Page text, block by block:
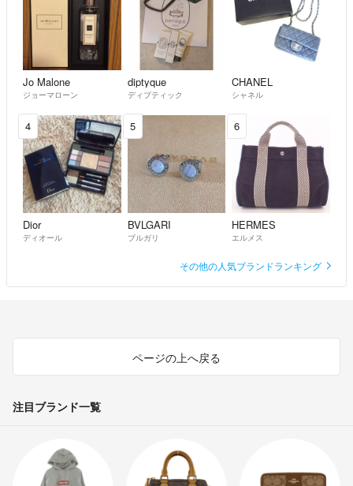
Jo Malone
ジョーマローン
diptyque
ディプティック
CHANEL
シャネル
4
Dior
ディオール
5
BVLGARI
ブルガリ
6
HERMES
エルメス
その他の人気ブランドランキング
ページの上へ戻る
注目ブランド一覧